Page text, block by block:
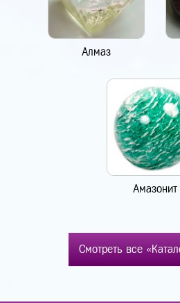
Алмаз
Амазонит
Смотреть все